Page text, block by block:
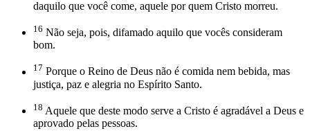
daquilo que você come, aquele por quem Cristo morreu.
16 Não seja, pois, difamado aquilo que vocês consideram
bom.
17 Porque o Reino de Deus não é comida nem bebida, mas
justiça, paz e alegria no Espírito Santo.
18 Aquele que deste modo serve a Cristo é agradável a Deus e
aprovado pelas pessoas.